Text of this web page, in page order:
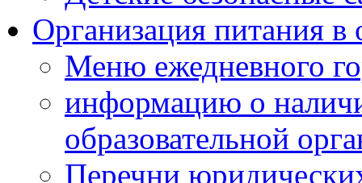
Организация питания в
Меню ежедневного
информацию о
образовательной
Перечни